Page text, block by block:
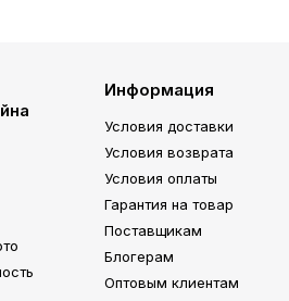
Информация
Условия доставки
Условия возврата
Условия оплаты
Гарантия на товар
Поставщикам
Блогерам
Оптовым клиентам